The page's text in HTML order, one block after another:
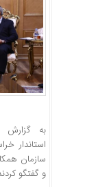
به گزارش
استاندار
سازمان
و گفتگو